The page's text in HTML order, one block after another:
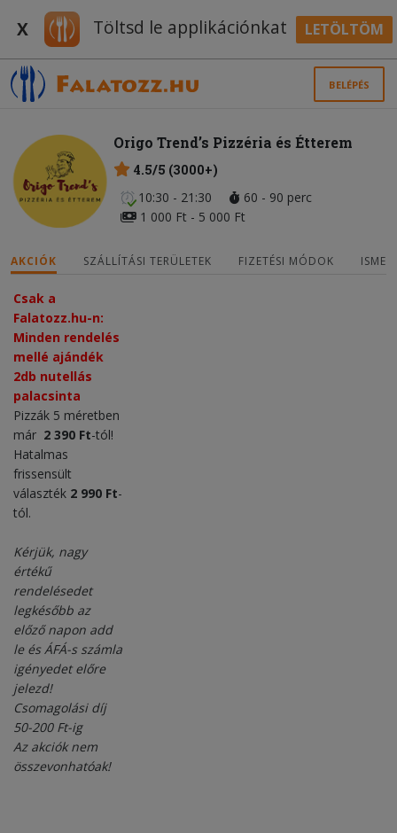
X Töltsd le applikációnkat LETÖLTÖM
BELÉPÉS
Origo Trend’s Pizzéria és Étterem
4.5/5 (3000+)
10:30 - 21:30
60 - 90 perc
1 000 Ft - 5 000 Ft
AKCIÓK SZÁLLÍTÁSI TERÜLETEK FIZETÉSI MÓDOK
Csak a
Falatozz.hu-n:
Minden rendelés
mellé ajándék
2db nutellás
palacsinta
Pizzák 5 méretben
már 2 390 Ft-tól!
Hatalmas
frissensült
választék 2 990 Ft-
tól.
Kérjük, nagy
értékű
rendelésedet
legkésőbb az
előző napon add
le és ÁFÁ-s számla
igényedet előre
jelezd!
Csomagolási díj
50-200 Ft-ig
Az akciók nem
összevonhatóak!